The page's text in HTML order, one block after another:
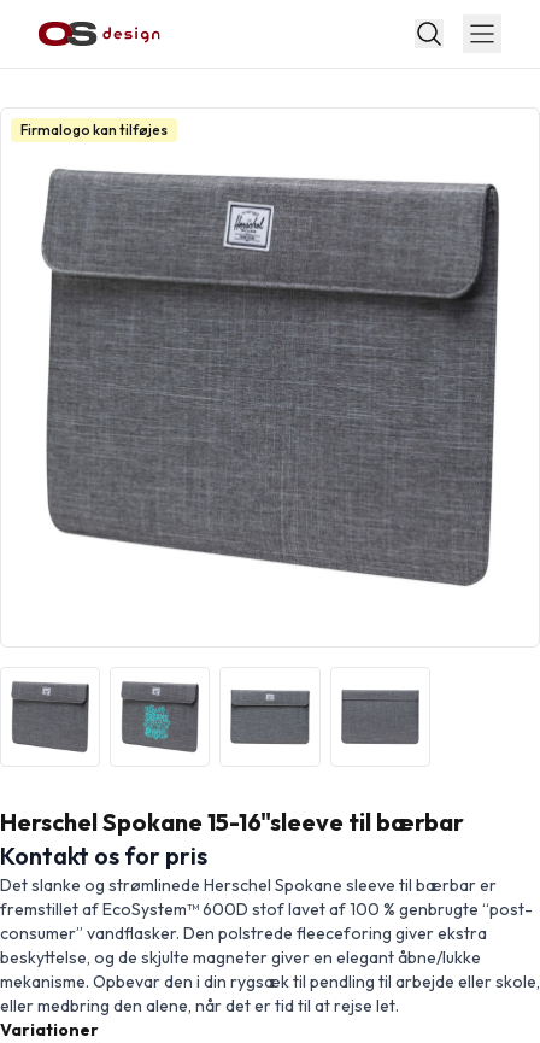
Firmalogo kan tilføjes
Herschel Spokane 15-16"sleeve til bærbar
Kontakt os for pris
Det slanke og strømlinede Herschel Spokane sleeve til bærbar er
fremstillet af EcoSystem™ 600D stof lavet af 100 % genbrugte “post-
consumer” vandflasker. Den polstrede fleeceforing giver ekstra
beskyttelse, og de skjulte magneter giver en elegant åbne/lukke
mekanisme. Opbevar den i din rygsæk til pendling til arbejde eller skole,
eller medbring den alene, når det er tid til at rejse let.
Variationer